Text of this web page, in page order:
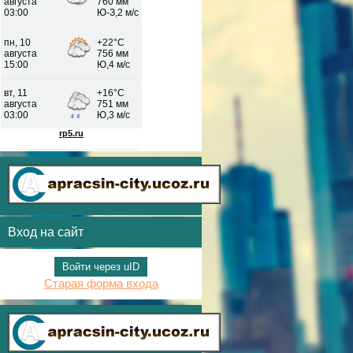
Вход на сайт
Войти через uID
Старая форма входа